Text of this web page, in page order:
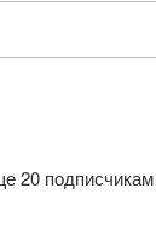
20 подписчикам